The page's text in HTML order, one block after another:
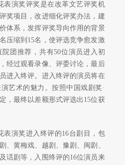
演奖评奖是在改革文艺评奖机
奖项目，改进细化评奖办法，建
体系，发挥评奖导向作用的背景
压缩到15名，使评选竞争愈发激
团推荐，共有50位演员进入初
经过观看录像、评委讨论，最后
进入终评。进入终评的演员将在
艺术的魅力。按照中国戏剧奖·
，最终以差额形式评选出15位获
演奖进入终评的16台剧目，包
、黄梅戏、越剧、豫剧、闽剧、
话剧等，入围终评的16位演员来